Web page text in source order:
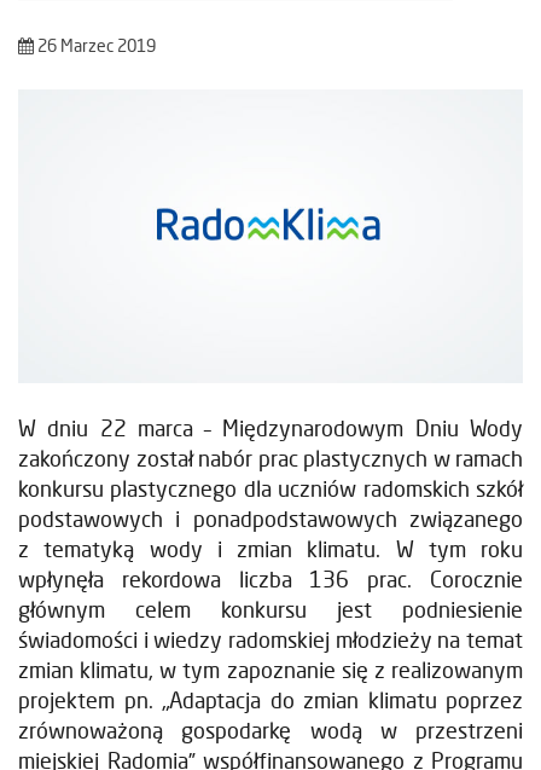
26 Marzec 2019
W dniu 22 marca – Międzynarodowym Dniu Wody
zakończony został nabór prac plastycznych w ramach
konkursu plastycznego dla uczniów radomskich szkół
podstawowych i ponadpodstawowych związanego
z tematyką wody i zmian klimatu. W tym roku
wpłynęła rekordowa liczba 136 prac. Corocznie
głównym celem konkursu jest podniesienie
świadomości i wiedzy radomskiej młodzieży na temat
zmian klimatu, w tym zapoznanie się z realizowanym
projektem pn. „Adaptacja do zmian klimatu poprzez
zrównoważoną gospodarkę wodą w przestrzeni
miejskiej Radomia” współfinansowanego z Programu